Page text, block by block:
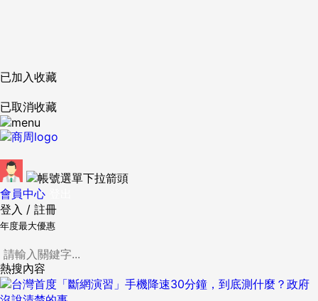
已加入收藏
已取消收藏
會員中心
登入 / 註冊
年度最大優惠
熱搜內容